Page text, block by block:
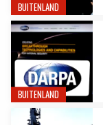
BUITENLAND
BUITENLAND